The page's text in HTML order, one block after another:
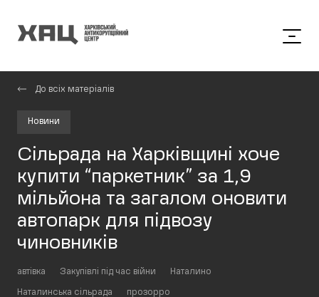
До всіх матеріалів
Новини
Сільрада на Харківщині хоче
купити “паркетник” за 1,9
мільйона та загалом оновити
автопарк для підвозу
чиновників
автівка Закупівлі під час війни Наталино
Наталинська сільрада прозорро